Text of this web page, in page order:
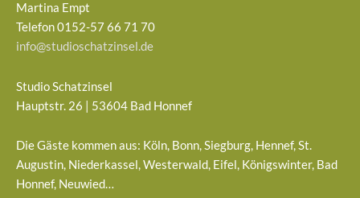
Martina Empt
Telefon 0152-57 66 71 70
info@studioschatzinsel.de
Studio Schatzinsel
Hauptstr. 26 | 53604 Bad Honnef
Die Gäste kommen aus: Köln, Bonn, Siegburg, Hennef, St.
Augustin, Niederkassel, Westerwald, Eifel, Königswinter, Bad
Honnef, Neuwied…